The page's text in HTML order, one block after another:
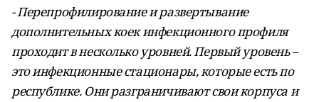
- Перепрофилирование и развертывание
дополнительных коек инфекционного профиля
проходит в несколько уровней. Первый уровень –
это инфекционные стационары, которые есть по
республике. Они разграничивают свои корпуса и